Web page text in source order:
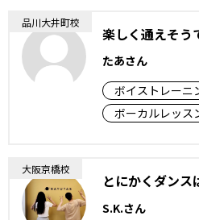
品川大井町校
楽しく通えそう
たあさん
ボイストレーニ
ボーカルレッス
大阪京橋校
とにかくダンス
S.K.さん